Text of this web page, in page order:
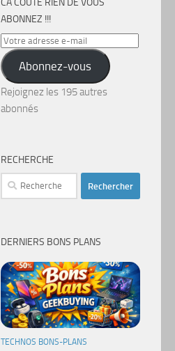
CA COÛTE RIEN DE VOUS
ABONNEZ !!!
Votre
adresse
e-
mail
Abonnez-vous
Rejoignez les 195 autres
abonnés
RECHERCHE
Rechercher :
DERNIERS BONS PLANS
TECHNOS BONS-PLANS